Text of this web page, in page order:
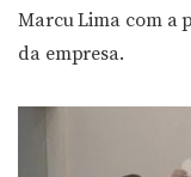
Marcu Lima com a
da empresa.